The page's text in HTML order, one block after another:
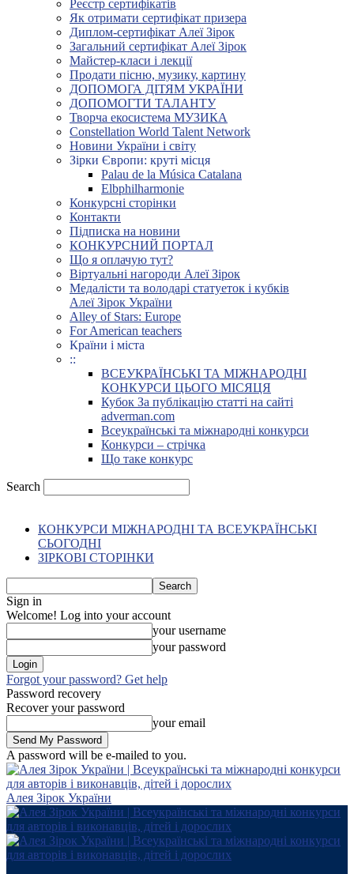
Реєстр сертифікатів
Як отримати сертифікат призера
Диплом-сертифікат Алеї Зірок
Загальний сертифікат Алеї Зірок
Майстер-класи і лекції
Продати пісню, музику, картину
ДОПОМОГА ДІТЯМ УКРАЇНИ
ДОПОМОГТИ ТАЛАНТУ
Творча екосистема МУЗИКА
Constellation World Talent Network
Новини України і світу
Зірки Європи: круті місця
Palau de la Música Catalana
Elbphilharmonie
Конкурсні сторінки
Контакти
Підписка на новини
КОНКУРСНИЙ ПОРТАЛ
Що я оплачую тут?
Віртуальні нагороди Алеї Зірок
Медалісти та володарі статуеток і кубків
Алеї Зірок України
Alley of Stars: Europe
For American teachers
Країни і міста
::
ВСЕУКРАЇНСЬКІ ТА МІЖНАРОДНІ
КОНКУРСИ ЦЬОГО МІСЯЦЯ
Кубок За публікацію статті на сайті
adverman.com
Всеукраїнські та міжнародні конкурси
Конкурси – стрічка
Що таке конкурс
Search
КОНКУРСИ МІЖНАРОДНІ ТА ВСЕУКРАЇНСЬКІ
СЬОГОДНІ
ЗІРКОВІ СТОРІНКИ
Sign in
Welcome! Log into your account
your username
your password
Forgot your password? Get help
Password recovery
Recover your password
your email
A password will be e-mailed to you.
Алея Зірок України